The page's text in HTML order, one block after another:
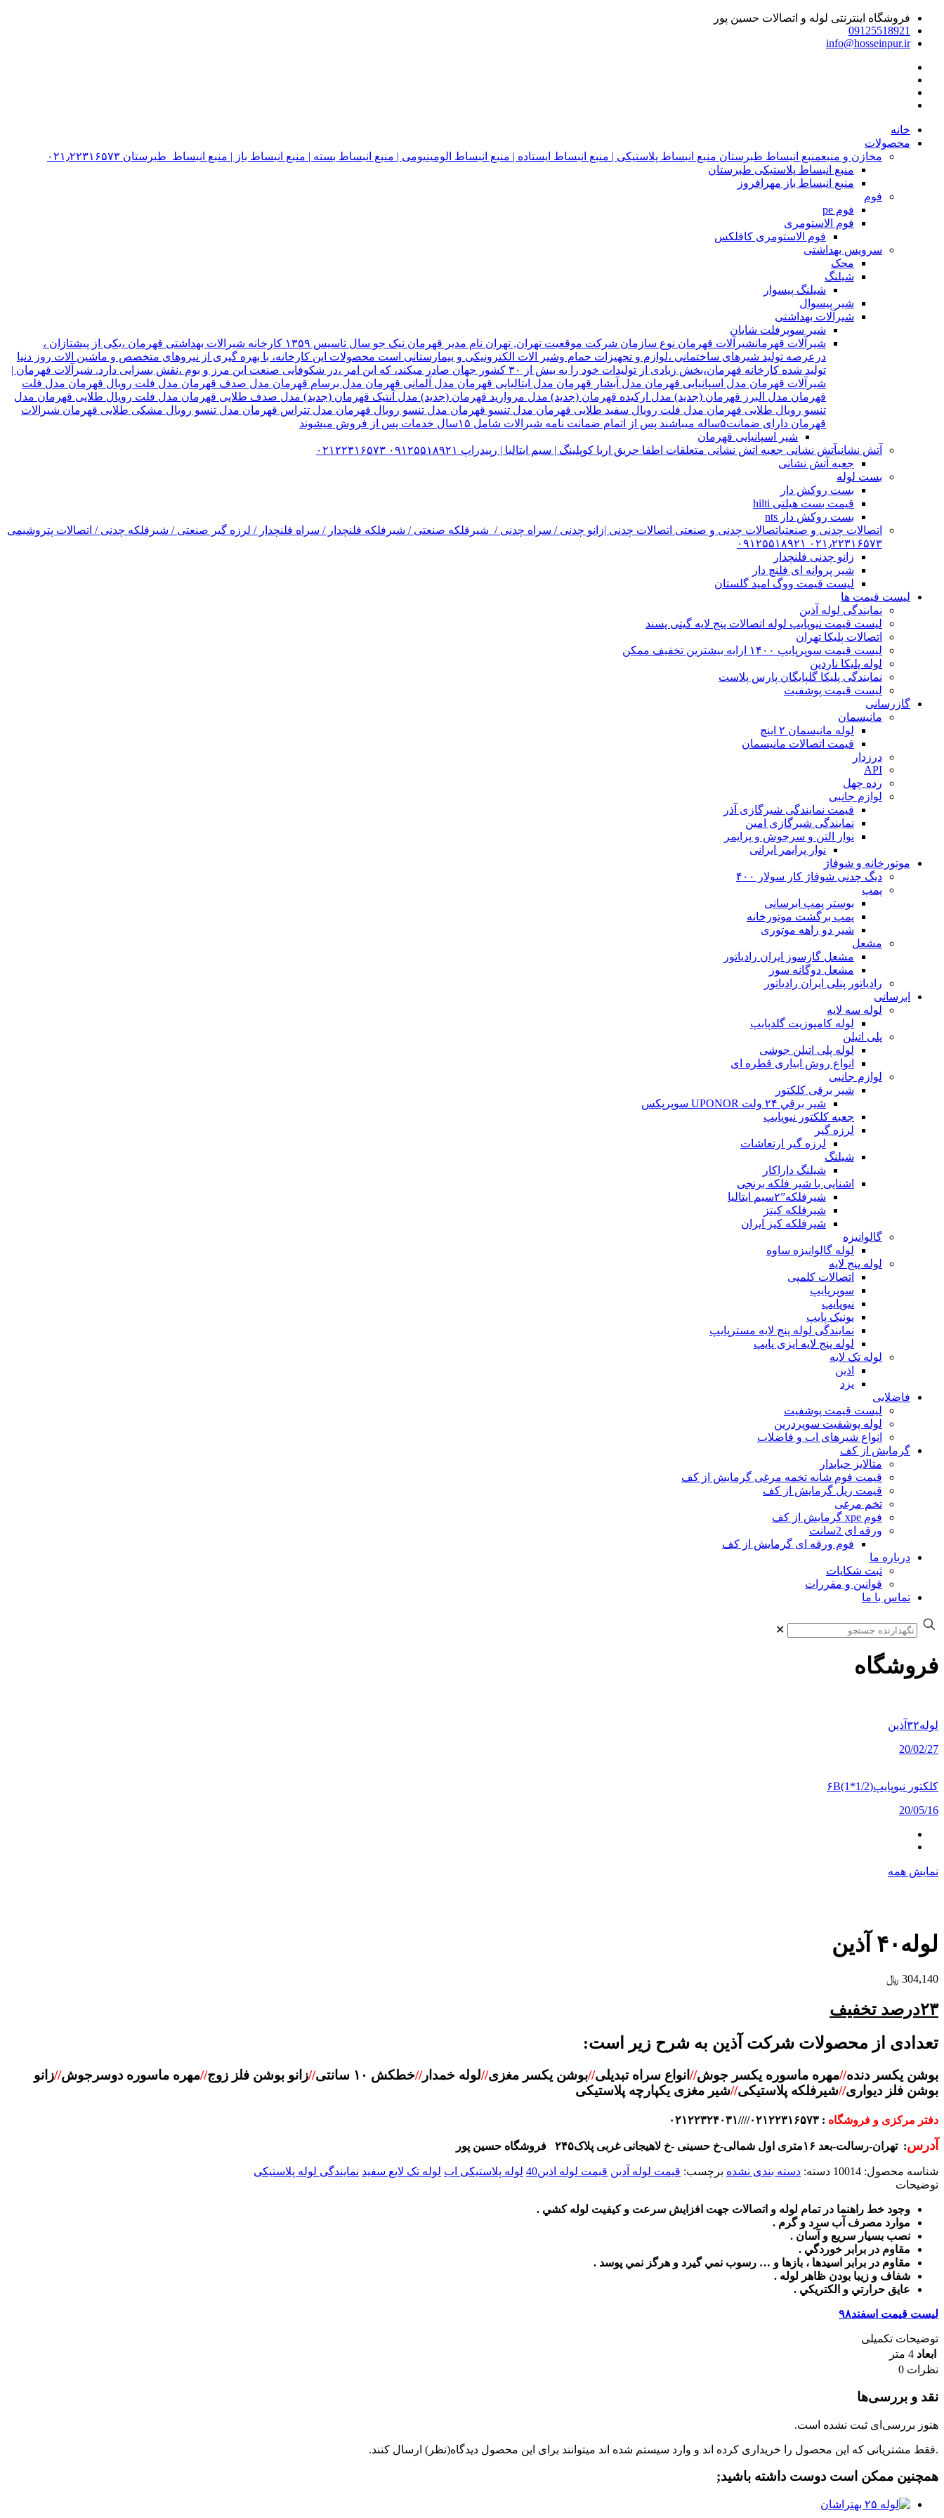
فروشگاه اینترنتی لوله و اتصالات حسین پور
09125518921
info@hosseinpur.ir
خانه
محصولات
مخازن و منبعمنبع انبساط طبرستان منبع انبساط پلاستیکی | منبع انبساط ایستاده | منبع انبساط الومینیومی | منبع انبساط بسته | منبع انبساط باز | منبع انبساط طبرستان ۰۲۱٫۲۲۳۱۶۵۷۳
منبع انبساط پلاستیکی طبرستان
منبع انبساط باز مهرافروز
فوم
فوم pe
فوم الاستومری
فوم الاستومری کافلکس
سرویس بهداشتی
محک
شیلنگ
شیلنگ پیسوار
شیر پیسوال
شیرآلات بهداشتی
شیر سوپرفلت شایان
شیرآلات قهرمان
شیرآلات قهرمان نوع سازمان شرکت موقعیت تهران, تهران نام مدیر قهرمان نیک جو سال تاسیس ۱۳۵۹ کارخانه شیرالات بهداشتی قهرمان ،یکی از پیشتازان ،
درعرصه تولید شیرهای ساختمانی ،لوازم و تجهیزات حمام وشیر الات الکترونیکی و بیمارستانی است محصولات این کارخانه، با بهره گیری از نیروهای متخصص و ماشین الات روز دنیا
تولید شده کارخانه قهرمان،بخش زیادی از تولیدات خود را به بیش از ۳۰ کشور جهان صادر میکند، که این امر ،در شکوفایی صنعت این مرز و بوم ،نقش بسزایی دارد. شیرآلات قهرمان |
شیرآلات قهرمان مدل اسپانیایی قهرمان مدل آبشار قهرمان مدل ایتالیایی قهرمان مدل آلمانی قهرمان مدل برسام قهرمان مدل صدف قهرمان مدل فلت رویال قهرمان مدل فلت
قهرمان مدل البرز قهرمان (جدید) مدل ارکیده قهرمان (جدید) مدل مروارید قهرمان (جدید) مدل آنتیک قهرمان (جدید) مدل صدف طلایی قهرمان مدل فلت رویال طلایی قهرمان مدل
تنسو رویال طلایی قهرمان مدل فلت رویال سفید طلایی قهرمان مدل تنسو قهرمان مدل تنسو رویال قهرمان مدل تتراس قهرمان مدل تنسو رویال مشکی طلایی قهرمان شیرالات
قهرمان دارای ضمانت۵ساله میباشند پس از اتمام ضمانت نامه شیرالات شامل ۱۵سال خدمات پس از فروش میشوند
شیر اسپانیایی قهرمان
آتش نشانیآتش نشانی جعبه اتش نشانی متعلقات اطفا حریق اریا کوپلینگ | سیم ایتالیا | رپیدراپ ۰۹۱۲۵۵۱۸۹۲۱ ۰۲۱۲۲۳۱۶۵۷۳
جعبه آتش نشانی
بست لوله
بست روکش دار
قیمت بست هیلتی hilti
بست روکش دار nts
اتصالات چدنی و صنعتیاتصالات چدنی و صنعتی اتصالات چدنی |زانو چدنی / سراه چدنی / شیرفلکه صنعتی / شیرفلکه فلنچدار / سراه فلنچدار / لرزه گیر صنعتی / شیرفلکه چدنی / اتصالات پتروشیمی
۰۲۱٫۲۲۳۱۶۵۷۳ ۰۹۱۲۵۵۱۸۹۲۱
زانو چدنی فلنچدار
شیر پروانه ای فلنچ دار
لیست قیمت ووگ امید گلستان
لیست قیمت ها
نمایندگی لوله آذین
لیست قیمت نیوپایپ لوله اتصالات پنج لایه گیتی پسند
اتصالات پلیکا تهران
لیست قیمت سوپرپایپ ۱۴۰۰ ارایه بیشترین تخفیف ممکن
لوله پلیکا ناردین
نمایندگی پلیکا گلپایگان پارس پلاست
لیست قیمت پوشفیت
گازرسانی
مانیسمان
لوله مانیسمان ۲ اینچ
قیمت اتصالات مانیسمان
درزدار
API
رده چهل
لوازم جانبی
قیمت نمایندگی شیرگازی آذر
نمایندگی شیرگازی امین
نوار التن و سرجوش و پرایمر
نوار پرایمر ایرانی
موتورخانه و شوفاژ
دیگ چدنی شوفاژ کار سولار ۴۰۰
پمپ
بوستر پمپ ابرسانی
پمپ برگشت موتورخانه
شیر دو راهه موتوری
مشعل
مشعل گازسوز ایران رادیاتور
مشعل دوگانه سوز
رادیاتور پنلی ایران رادیاتور
ابرسانی
لوله سه لایه
لوله کامپوزیت گلدپایپ
پلی اتیلن
لوله پلی اتیلن جوشی
انواع روش ابیاری قطره ای
لوازم جانبی
شیر برقی کلکتور
شير برقي ۲۴ ولت UPONOR سوپرپکس
جعبه کلکتور نیوپایپ
لرزه گیر
لرزه گیر ارتعاشات
شیلنگ
شیلنگ داراکار
اشنایی با شیر فلکه برنجی
شیرفلکه”۲سیم ایتالیا
شیرفلکه کیتز
شیرفلکه کیز ایران
گالوانیزه
لوله گالوانیزه ساوه
لوله پنج لایه
اتصالات کلمپی
سوپرپایپ
نیوپایپ
یونیک پایپ
نمایندگی لوله پنج لایه مسترپایپ
لوله پنج لایه ایزی پایپ
لوله تک لایه
اذین
یزد
فاضلابی
لیست قیمت پوشفیت
لوله پوشفیت سوپردرین
انواع شیرهای اب و فاضلاب
گرمایش از کف
متالایز حبابدار
قیمت فوم شانه تخمه مرغی گرمایش از کف
قیمت ریل گرمایش از کف
تخم مرغی
فوم xpe گرمایش از کف
ورقه ای 2سانت
فوم ورقه ای گرمایش از کف
درباره ما
ثبت شکایات
قوانین و مقررات
تماس با ما
✕
فروشگاه
لوله۳۲آذین
20/02/27
کلکتور نیوپایپ(۶B(1*1/2
20/05/16
نمایش همه
لوله۴۰ آذین
304,140 ﷼
۲۳درصد تخفیف
تعدادی از محصولات شرکت آذین به شرح زیر است:
بوشن یکسر دنده//مهره ماسوره یکسر جوش// انواع سراه تبدیلی//بوشن یکسر مغزی//لوله خمدار/
/خطکش ۱۰ سانتی //زانو بوشن فلز زوج//مهره ماسوره دوسرجوش//زانو
بوشن فلز دیواری//شیرفلکه پلاستیکی//شیر مغزی یکپارچه پلاستیکی
دفتر مرکزی و فروشگاه : ۰۲۱۲۲۳۱۶۵۷۳////۰۲۱۲۲۳۲۴۰۳۱
آدرس: تهران-رسالت-بعد ۱۶متری اول شمالی-خ حسینی -خ لاهیجانی غربی پلاک۲۴۵ فروشگاه حسین پور
شناسه محصول: 10014 دسته: دسته بندی نشده برچسب: قیمت لوله آدین قیمت لوله اذین40 لوله پلاستیکی اب لوله تک لایع سفید نمایندگی لوله پلاستیکی
توضیحات
وجود خط راهنما در تمام لوله و اتصالات جهت افزايش سرعت و كيفيت لوله كشي .
موارد مصرف آب سرد و گرم .
نصب بسيار سريع و آسان .
مقاوم در برابر خوردگي .
مقاوم در برابر اسيدها ، بازها و … رسوب نمي گيرد و هرگز نمي پوسد .
شفاف و زيبا بودن ظاهر لوله .
عايق حرارتي و الكتريكي .
لیست قیمت اسفند۹۸
توضیحات تکمیلی
ابعاد 4 متر
نظرات 0
نقد و بررسی‌ها
هنوز بررسی‌ای ثبت نشده است.
.فقط مشتریانی که این محصول را خریداری کرده اند و وارد سیستم شده اند میتوانند برای این محصول دیدگاه(نظر) ارسال کنند.
همچنین ممکن است دوست داشته باشید;